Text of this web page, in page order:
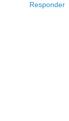
Responder